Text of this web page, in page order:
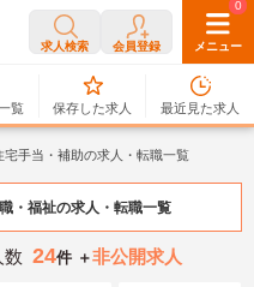
求人検索 会員登録 メニュー
覧
0
保存した求人
0
最近見た求人
宅手当・補助の求人・転職一覧
・福祉の求人・転職一覧
数 24件 ＋非公開求人